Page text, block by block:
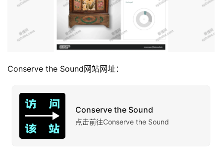
Conserve the Sound网站网址：
Conserve the Sound
点击前往Conserve the Sound